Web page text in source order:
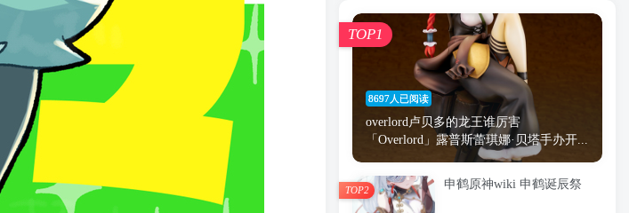
8697人已阅读
overlord卢贝多的龙王谁厉害
「Overlord」露普斯蕾琪娜·贝塔手办开...
TOP1
申鹤原神wiki 申鹤诞辰祭
TOP2